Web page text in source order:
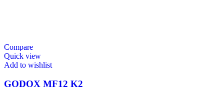
Compare
Quick view
Add to wishlist
GODOX MF12 K2